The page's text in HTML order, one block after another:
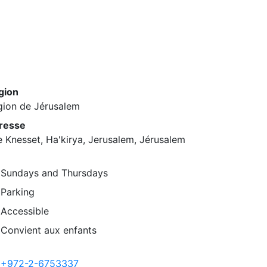
de Jérusalem
Knesset, Ha'kirya, Jerusalem, Jérusalem
Sundays and Thursdays
Parking
Accessible
Convient aux enfants
+972-2-6753337